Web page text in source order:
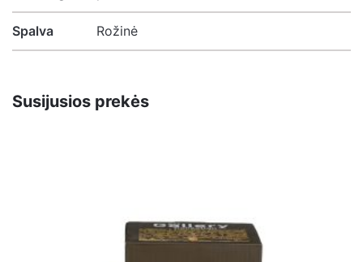
Spalva Rožinė
Būkite pirmasis parašęs atsiliepimą apie
“Puodelis porcelianinis Bijūnai 1000 ml
El. pašto adresas nebus skelbiamas.
Susijusios prekės